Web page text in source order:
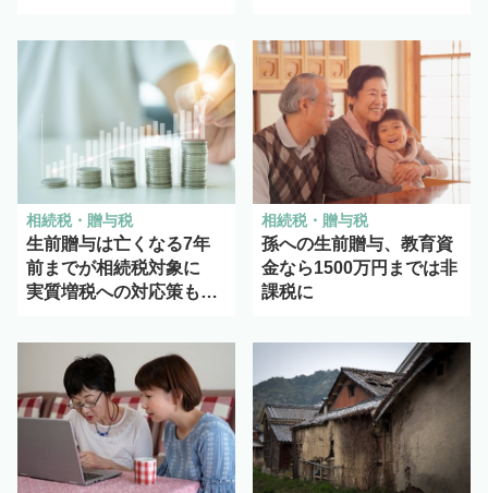
相続税・贈与税
生前贈与は亡くなる7年
前までが相続税対象に
実質増税への対応策も解
相続税・贈与税
孫への生前贈与、教育資
金なら1500万円までは非
課税に